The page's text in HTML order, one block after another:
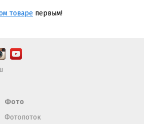
товаре первым!
Фото
Фотопоток